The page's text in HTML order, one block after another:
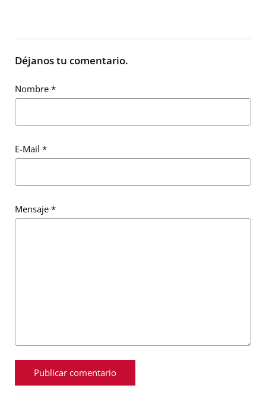
Déjanos tu comentario.
Nombre *
E-Mail *
Mensaje *